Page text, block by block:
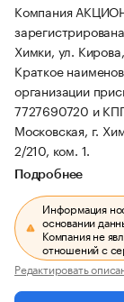
Компания
Химки, ул.
Краткое
организации
7727690720 и
Московская, г.
2/210, ком. 1.
Подробнее
Информация
основании
Компания не
отношений с
Редактировать